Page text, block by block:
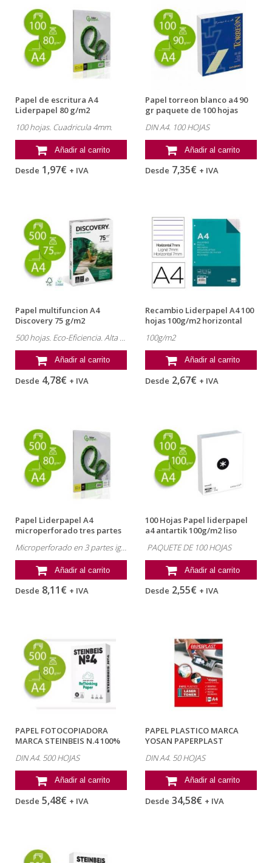
Papel de escritura A4
Liderpapel 80 g/m2
100 hojas. Cuadricula 4mm.
Añadir al carrito
Desde 1,97€ + IVA
Papel torreon blanco a4 90
gr paquete de 100 hojas
DIN A4. 100 HOJAS
Añadir al carrito
Desde 7,35€ + IVA
Papel multifuncion A4
Discovery 75 g/m2
500 hojas. Eco-Eficiencia. Alta calidad en textos y gráficos.
Añadir al carrito
Desde 4,78€ + IVA
Recambio Liderpapel A4 100
hojas 100g/m2 horizontal
100g/m2
Añadir al carrito
Desde 2,67€ + IVA
Papel Liderpapel A4
microperforado tres partes
Microperforado en 3 partes iguales.
Añadir al carrito
Desde 8,11€ + IVA
100 Hojas Papel liderpapel
a4 antartik 100g/m2 liso
PAQUETE DE 100 HOJAS
Añadir al carrito
Desde 2,55€ + IVA
PAPEL FOTOCOPIADORA
MARCA STEINBEIS N.4 100%
DIN A4. 500 HOJAS
Añadir al carrito
Desde 5,48€ + IVA
PAPEL PLASTICO MARCA
YOSAN PAPERPLAST
DIN A4. 50 HOJAS
Añadir al carrito
Desde 34,58€ + IVA